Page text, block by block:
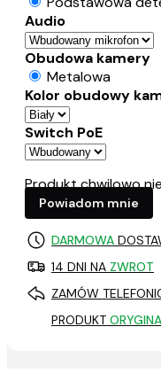
Audio
Obudowa kamery
Metalowa
Kolor obudowy
Switch PoE
Produkt chwilowo
Powiadom mnie
DARMOWA
14 DNI NA ZWROT
ZAMÓW
PRODUKT